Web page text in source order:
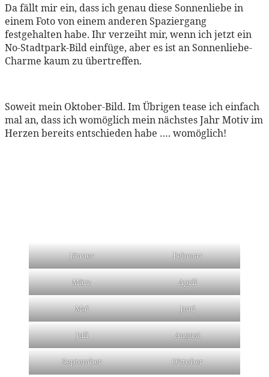
Da fällt mir ein, dass ich genau diese Sonnenliebe in
einem Foto von einem anderen Spaziergang
festgehalten habe. Ihr verzeiht mir, wenn ich jetzt ein
No-Stadtpark-Bild einfüge, aber es ist an Sonnenliebe-
Charme kaum zu übertreffen.
Soweit mein Oktober-Bild. Im Übrigen tease ich einfach
mal an, dass ich womöglich mein nächstes Jahr Motiv im
Herzen bereits entschieden habe …. womöglich!
Jänner Februar
März April
Mai Juni
Juli August
September Oktober